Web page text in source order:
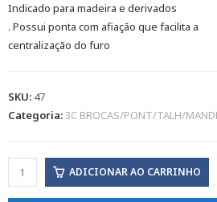
Indicado para madeira e derivados
. Possui ponta com afiação que facilita a
centralização do furo
SKU: 47
Categoria:3C BROCAS/PONT/TALH/
ADICIONAR AO CARRINHO